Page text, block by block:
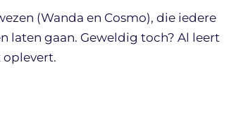
(Wanda en Cosmo), die iedere
laten gaan. Geweldig toch? Al leert